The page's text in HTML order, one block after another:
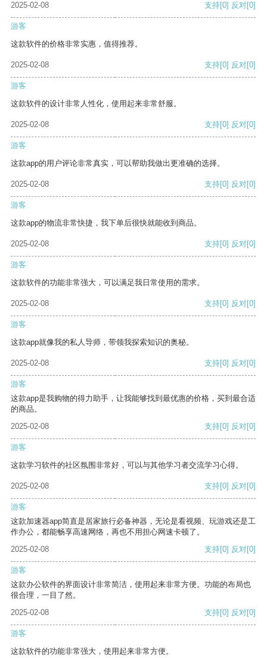
2025-02-08 支持[0] 反对[0]
游客
这款软件的价格非常实惠，值得推荐。
2025-02-08 支持[0] 反对[0]
游客
这款软件的设计非常人性化，使用起来非常舒服。
2025-02-08 支持[0] 反对[0]
游客
这款app的用户评论非常真实，可以帮助我做出更准确的选择。
2025-02-08 支持[0] 反对[0]
游客
这款app的物流非常快捷，我下单后很快就能收到商品。
2025-02-08 支持[0] 反对[0]
游客
这款软件的功能非常强大，可以满足我日常使用的需求。
2025-02-08 支持[0] 反对[0]
游客
这款app就像我的私人导师，带领我探索知识的奥秘。
2025-02-08 支持[0] 反对[0]
游客
这款app是我购物的得力助手，让我能够找到最优惠的价格，买到最合适
的商品。
2025-02-08
支持[0] 反对[0]
游客
这款学习软件的社区氛围非常好，可以与其他学习者交流学习心得。
2025-02-08 支持[0] 反对[0]
游客
这款加速器app简直是居家旅行必备神器，无论是看视频、玩游戏还是工
作办公，都能畅享高速网络，再也不用担心网速卡顿了。
2025-02-08
支持[0] 反对[0]
游客
这款办公软件的界面设计非常简洁，使用起来非常方便。功能的布局也
很合理，一目了然。
2025-02-08
支持[0] 反对[0]
游客
这款软件的功能非常强大，使用起来非常方便。